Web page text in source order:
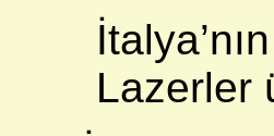
İtalya’nın
Lazerler